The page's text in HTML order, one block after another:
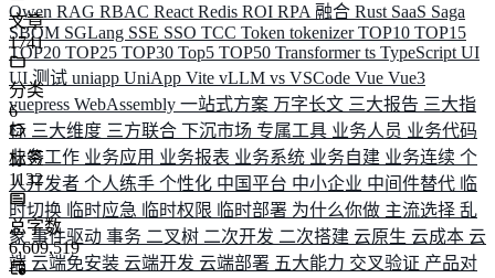
Qwen RAG RBAC React Redis ROI RPA 融合 Rust SaaS Saga
SBOM SGLang SSE SSO TCC Token tokenizerTOP10 TOP15
TOP20 TOP25 TOP30 Top5 TOP50 Transformerts TypeScript UI
UI 测试 uniapp UniApp Vite vLLM vs VSCode Vue Vue3
vuepress WebAssembly 一站式方案 万字长文 三大报告 三大指
标 三大维度 三方联合 下沉市场 专属工具 业务人员 业务代码
业务工作 业务应用 业务报表 业务系统 业务自建 业务连续 个
人开发者 个人练手 个性化 中国平台 中小企业 中间件替代 临
时切换 临时应急 临时权限 临时部署 为什么你做 主流选择 乱
象 事件驱动 事务 二叉树 二次开发 二次搭建 云原生 云成本 云
端 云端免安装 云端开发 云端部署 五大能力 交叉验证 产品对
文章
1741
分类
6
标签
1132
总字数
6,609,519